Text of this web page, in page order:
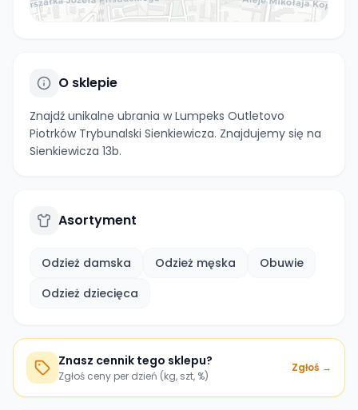
O sklepie
Znajdź unikalne ubrania w Lumpeks Outletovo
Piotrków Trybunalski Sienkiewicza. Znajdujemy się na
Sienkiewicza 13b.
Asortyment
Odzież damska Odzież męska
Obuwie
Odzież dziecięca
Znasz cennik tego sklepu?
Zgłoś ceny per dzień (kg, szt, %)
Zgłoś →